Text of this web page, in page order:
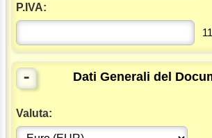
P.IVA:
- Dati Generali del
Valuta: